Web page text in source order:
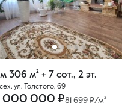
306 м² + 7 сот., 2 эт.
ул. Толстого, 69
000 000 ₽81 699 ₽/м²